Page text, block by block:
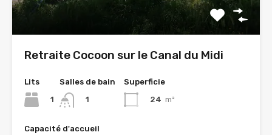
Retraite Cocoon sur le Canal du Midi
Lits
1
Salles de bain
1
Superficie
24 m²
Capacité d'accueil